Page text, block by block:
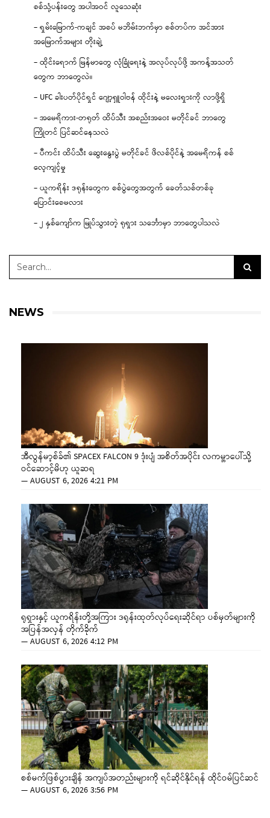
စစ်သုံ့ပန်းတွေ အပါအဝင် လူသေဆုံး
– ရှမ်းမြောက်-ကချင် အစပ် မဘိမ်းဘက်မှာ စစ်တပ်က အင်အား
အမြောက်အများ တိုးချဲ့
– ထိုင်းရောက် မြန်မာတွေ လုံခြုံရေးနဲ့ အလုပ်လုပ်ဖို့ အကန့်အသတ်
တွေက ဘာတွေလဲ။
– UFC ခါးပတ်ပိုင်ရှင် ဂျော့ရှူဝါဗန် ထိုင်းနဲ့ မလေးရှားကို လာဖို့ရှိ
– အမေရိကား-တရုတ် ထိပ်သီး အစည်းအဝေး မတိုင်ခင် ဘာတွေ
ကြိုတင် ပြင်ဆင်နေသလဲ
– ပီကင်း ထိပ်သီး ဆွေးနွေးပွဲ မတိုင်ခင် ဖိလစ်ပိုင်နဲ့ အမေရိကန် စစ်
လေ့ကျင့်မှု
– ယူကရိန်း ဒရုန်းတွေက စစ်ပွဲတွေအတွက် ခေတ်သစ်တစ်ခု
ပြောင်းစေမလား
– ၂ နှစ်ကျော်က မြုပ်သွားတဲ့ ရုရှား သင်္ဘောမှာ ဘာတွေပါသလဲ
NEWS
အီလွန်မာ့စ်ခ်၏ SPACEX FALCON 9 ဒုံးပျံ အစိတ်အပိုင်း လကမ္ဘာပေါ်သို့
ဝင်ဆောင့်မိဟု ယူဆရ
—AUGUST 6, 2026 4:21 PM
ရုရှားနှင့် ယူကရိန်းတို့အကြား ဒရုန်းထုတ်လုပ်ရေးဆိုင်ရာ ပစ်မှတ်များကို
အပြန်အလှန် တိုက်ခိုက်
—AUGUST 6, 2026 4:12 PM
စစ်မက်ဖြစ်ပွားချိန် အကျပ်အတည်းများကို ရင်ဆိုင်နိုင်ရန် ထိုင်ဝမ်ပြင်ဆင်
—AUGUST 6, 2026 3:56 PM